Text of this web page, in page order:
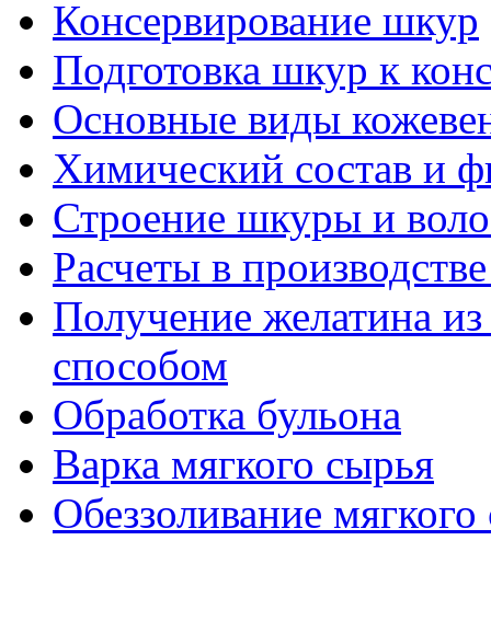
Консервирование шкур
Подготовка шкур к
Основные виды
Химический состав и
Строение шкуры и
Расчеты в
Получение желатина
способом
Обработка бульона
Варка мягкого сырья
Обеззоливание